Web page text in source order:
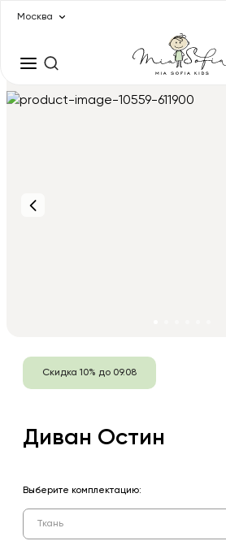
Москва
Скидка 10% до 09.08
Диван Остин
Выберите комплектацию:
Ткань